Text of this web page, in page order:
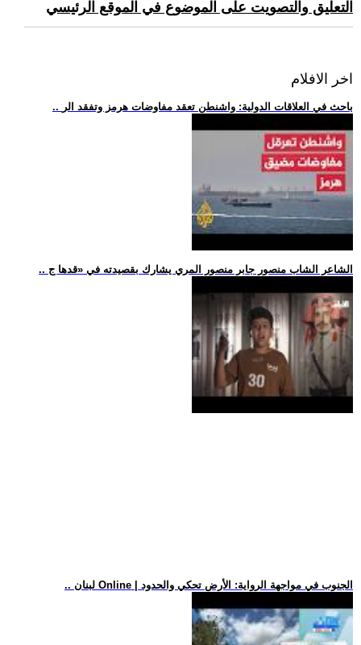
التعليق والتصويت على الموضوع في الموقع الرئيسي
اخر الافلام
.. باحث في العلاقات الدولية: واشنطن تعقد مفاوضات هرمز وتفقد الر
.. الشاعر الشاب منصور جابر منصور المري يشارك بقصيدته في «قدها ج
.. لبنان Online | الجنوب في مواجهة الرواية: الأرض تحكي والحدود